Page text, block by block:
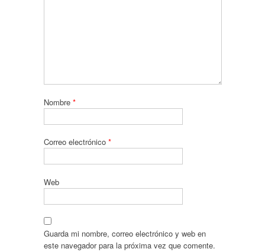
Nombre *
Correo electrónico *
Web
Guarda mi nombre, correo electrónico y web en
este navegador para la próxima vez que comente.